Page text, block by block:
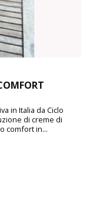
in Italia da Ciclo
di creme di
comfort in...